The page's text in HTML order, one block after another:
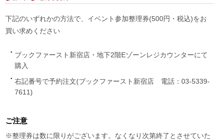
下記のいずれかの方法で、イベント参加整理券(500円・税込)をお
買い求めください
ブックファースト新宿店・地下2階Eゾーンレジカウンターにて
購入
右記番号で予約注文(ブックファースト新宿店 電話：03-5339-
7611)
ご注意
※整理券は数に限りがございます。なくなり次第終了とさせていた